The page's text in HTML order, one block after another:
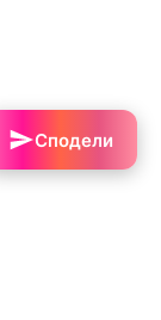
Сподели